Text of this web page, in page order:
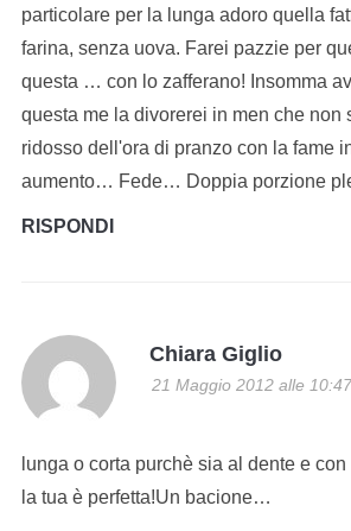
particolare per la lunga adoro quella
farina, senza uova. Farei pazzie per
questa … con lo zafferano! Insomma
questa me la divorerei in men che
ridosso dell'ora di pranzo con la fame
aumento… Fede… Doppia porzione
RISPONDI
Chiara Giglio
21 Maggio 2012 alle 10:47
lunga o corta purchè sia al dente e
la tua è perfetta!Un bacione…